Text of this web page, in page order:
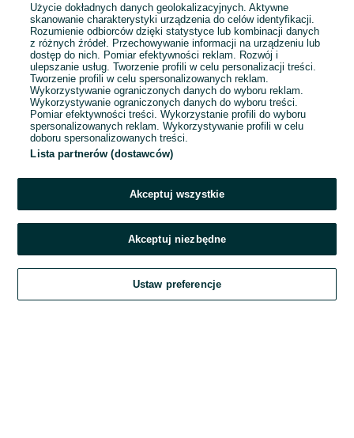
E-mail
Hasło
Zaloguj się
Kontynuując za pośrednictwem jednego z dostawców wskazanych powyżej,
OLX.pl w jego aktualnym brzmieniu.
Użycie dokładnych danych geolokalizacyjnych. Aktywne
skanowanie charakterystyki urządzenia do celów identyfikacji.
Rozumienie odbiorców dzięki statystyce lub kombinacji danych
z różnych źródeł. Przechowywanie informacji na urządzeniu lub
dostęp do nich. Pomiar efektywności reklam. Rozwój i
ulepszanie usług. Tworzenie profili w celu personalizacji treści.
Tworzenie profili w celu spersonalizowanych reklam.
Wykorzystywanie ograniczonych danych do wyboru reklam.
Wykorzystywanie ograniczonych danych do wyboru treści.
Pomiar efektywności treści. Wykorzystanie profili do wyboru
spersonalizowanych reklam. Wykorzystywanie profili w celu
doboru spersonalizowanych treści.
Lista partnerów (dostawców)
Akceptuj wszystkie
Akceptuj niezbędne
Ustaw preferencje